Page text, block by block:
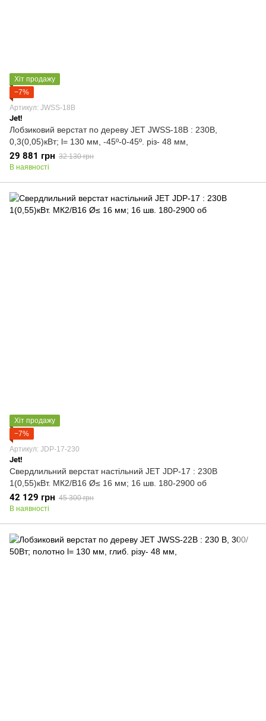
Хіт продажу
−7%
Артикул: JWSS-18B
Jet!
Лобзиковий верстат по дереву JET JWSS-18B : 230В,
0,3(0,05)кВт; l= 130 мм, -45º-0-45º. різ- 48 мм,
29 881 грн 32 130 грн
В наявності
Хіт продажу
−7%
Артикул: JDP-17-230
Jet!
Свердлильний верстат настільний JET JDP-17 : 230В
1(0,55)кВт. МК2/В16 Ø≤ 16 мм; 16 шв. 180-2900 об
42 129 грн 45 300 грн
В наявності